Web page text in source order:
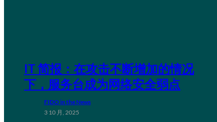
IT 简报：在攻击不断增加的情况
下，服务台成为网络安全弱点
FIDO in the News
3 10 月, 2025